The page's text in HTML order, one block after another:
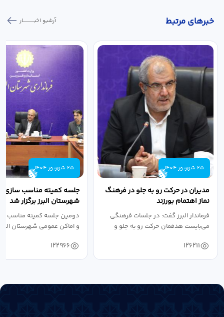
خبر‌های مرتبط آرشیو اخبـــــــــــار
25 شهریور 1404
مدیران در حرکت رو به جلو در فرهنگ
نماز اهتمام بورزند
فرماندار البرز گفت: در جلسات فرهنگی
می‌بایست هدفمان حرکت رو به جلو و
126211
25 شهریور 1404
جلسه کمیته مناسب سازی
شهرستان البرز برگزار شد
دومین جلسه کمیته مناسب
و اماکن عمومی شهرستان
122966